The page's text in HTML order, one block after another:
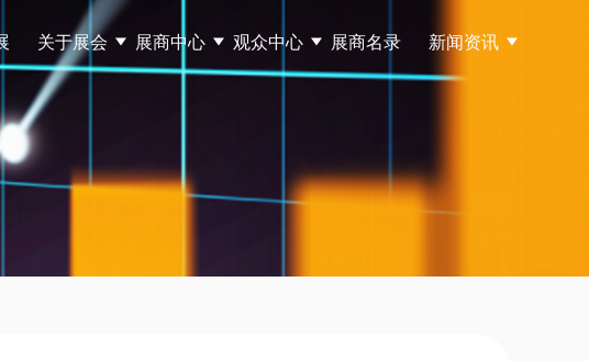
关于展会 展商中心 观众中心 展商名录 新闻资讯